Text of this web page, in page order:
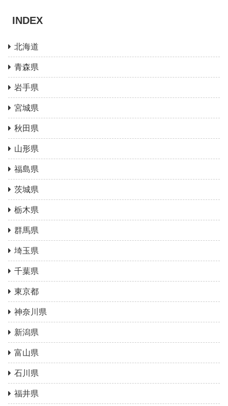
INDEX
北海道
青森県
岩手県
宮城県
秋田県
山形県
福島県
茨城県
栃木県
群馬県
埼玉県
千葉県
東京都
神奈川県
新潟県
富山県
石川県
福井県